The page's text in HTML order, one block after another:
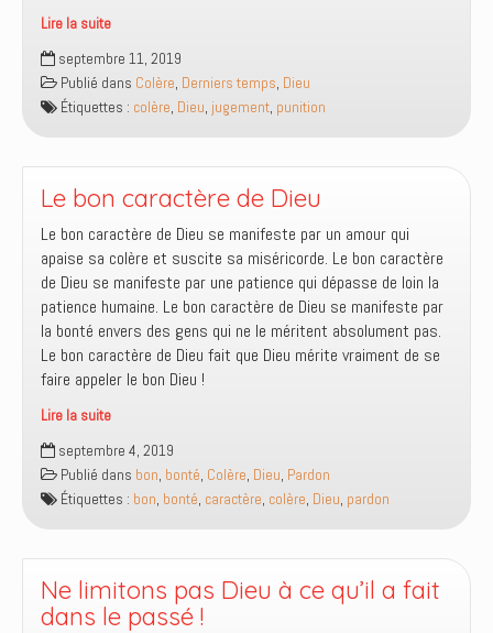
Lire la suite
La
colère
de
Dieu
septembre 11, 2019
Publié dans Colère, Derniers temps, Dieu
Étiquettes : colère, Dieu, jugement, punition
Le bon caractère de Dieu
Le bon caractère de Dieu se manifeste par un amour qui
apaise sa colère et suscite sa miséricorde. Le bon caractère
de Dieu se manifeste par une patience qui dépasse de loin la
patience humaine. Le bon caractère de Dieu se manifeste par
la bonté envers des gens qui ne le méritent absolument pas.
Le bon caractère de Dieu fait que Dieu mérite vraiment de se
faire appeler le bon Dieu !
Lire la suite
Le
bon
caractère
de
septembre 4, 2019
Publié dans bon, bonté, Colère, Dieu, Pardon
Étiquettes : bon, bonté, caractère, colère, Dieu, pardon
Ne limitons pas Dieu à ce qu’il a fait
dans le passé !